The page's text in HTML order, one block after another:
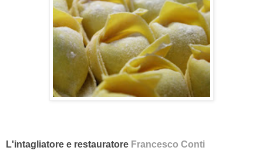
L'intagliatore e restauratore Francesco Conti